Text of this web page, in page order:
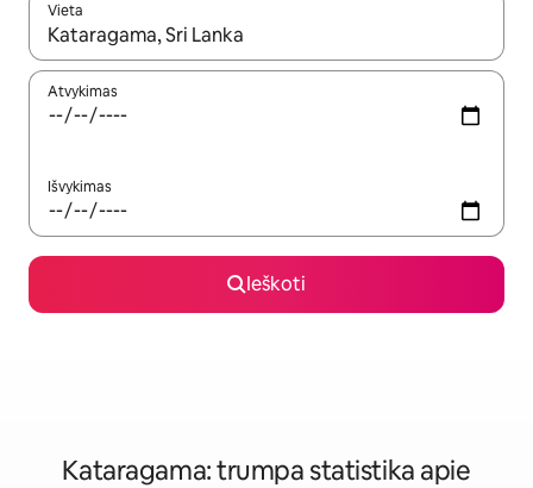
Vieta
Kai pasirodys paieškos rezultatai, juos naršyti galite
Atvykimas
Išvykimas
Ieškoti
Kataragama: trumpa statistika apie